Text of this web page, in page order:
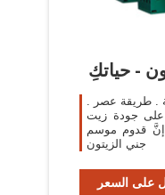
- حياتكِ
. الزيتون . طريقة عصر الزيتون الحديثة . طريقة عصر
على جودة زيت
إنَّ قدوم موسم
جني الزيتون
على السعر